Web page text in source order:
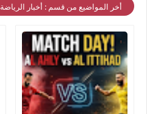
أخر المواضيع من قسم : أخبار الرياضة